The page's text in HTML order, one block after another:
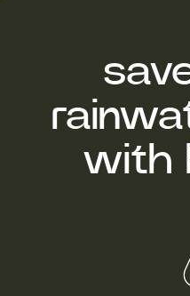
with